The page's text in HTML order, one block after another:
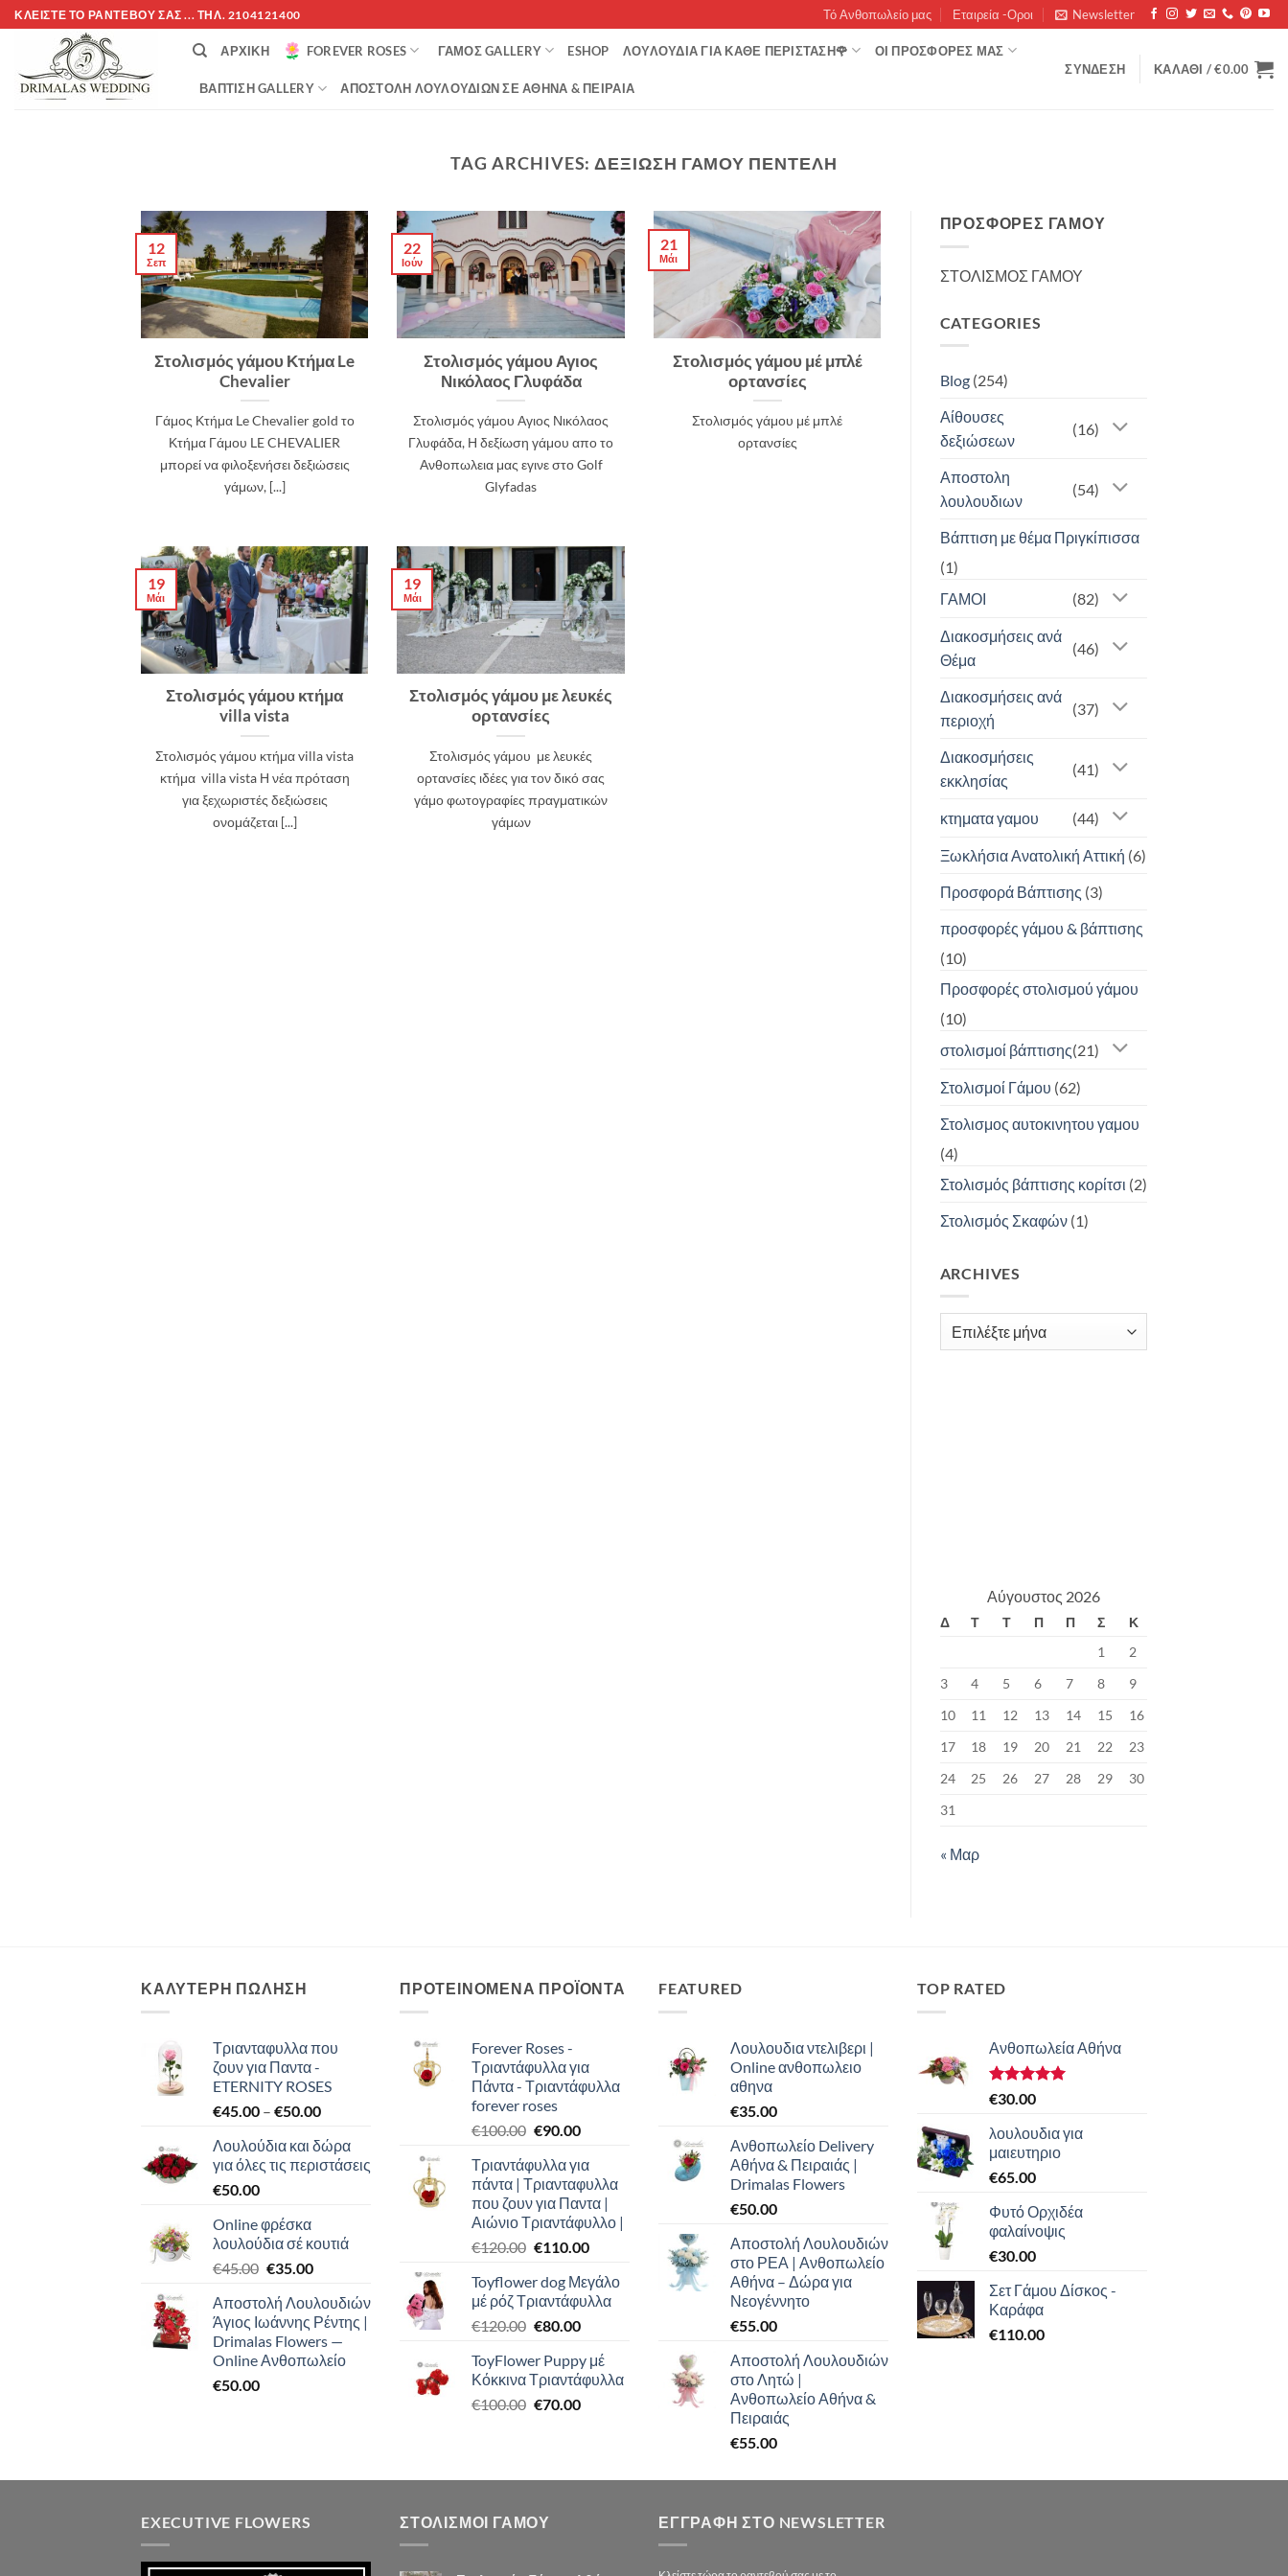
Μετάβαση
στο
περιεχόμενο
ΚΛΕΊΣΤΕ ΤΌ ΡΑΝΤΕΒΟΎ ΣΑΣ ... ΤΗΛ. 2104121400 Τό Ανθοπωλείο μας Εταιρεία -Οροι Newsletter
ΑΡΧΙΚΉ FOREVER ROSES ΓΆΜΟΣ GALLERY ESHOP ΛΟΥΛΟΥΔΙΑ ΓΙΑ ΚΑΘΕ ΠΕΡΙΣΤΑΣΗ🌹 ΟΊ ΠΡΟΣΦΟΡΈΣ ΜΑΣ
ΒΆΠΤΙΣΗ GALLERY ΑΠΟΣΤΟΛΉ ΛΟΥΛΟΥΔΙΏΝ ΣΕ ΑΘΉΝΑ & ΠΕΙΡΑΙΆ
ΣΎΝΔΕΣΗ ΚΑΛΆΘΙ /€0.00
TAG ARCHIVES:ΔΕΞΊΩΣΗ ΓΆΜΟΥ ΠΕΝΤΈΛΗ
Στολισμός γάμου Κτήμα Le
Chevalier
Γάμος Κτήμα Le Chevalier gold το
Κτήμα Γάμου LE CHEVALIER
μπορεί να φιλοξενήσει δεξιώσεις
γάμων, [...]
12
Σεπ
Στολισμός γάμου Αγιος
Νικόλαος Γλυφάδα
Στολισμός γάμου Αγιος Νικόλαος
Γλυφάδα, Η δεξίωση γάμου απο το
Ανθοπωλεια μας εγινε στο Golf
Glyfadas
22
Ιούν
Στολισμός γάμου μέ μπλέ
ορτανσίες
Στολισμός γάμου μέ μπλέ
ορτανσίες
21
Μάι
Στολισμός γάμου κτήμα
villa vista
Στολισμός γάμου κτήμα villa vista
κτήμα villa vista Η νέα πρόταση
για ξεχωριστές δεξιώσεις
ονομάζεται [...]
19
Μάι
Στολισμός γάμου με λευκές
ορτανσίες
Στολισμός γάμου με λευκές
ορτανσίες ιδέες για τον δικό σας
γάμο φωτογραφίες πραγματικών
γάμων
19
Μάι
ΠΡΟΣΦΟΡΈΣ ΓΆΜΟΥ
ΣΤΟΛΙΣΜΟΣ ΓΑΜΟΥ
CATEGORIES
Blog(254)
Αίθουσες
δεξιώσεων
(16)
Αποστολη
λουλουδιων
(54)
Βάπτιση με θέμα Πριγκίπισσα
(1)
ΓΑΜΟΙ
(82)
Διακοσμήσεις ανά
Θέμα
(46)
Διακοσμήσεις ανά
περιοχή
(37)
Διακοσμήσεις
εκκλησίας
(41)
κτηματα γαμου (44)
Ξωκλήσια Ανατολική Αττική (6)
Προσφορά Βάπτισης (3)
προσφορές γάμου & βάπτισης
(10)
Προσφορές στολισμού γάμου
(10)
στολισμοί βάπτισης(21)
Στολισμοί Γάμου (62)
Στολισμος αυτοκινητου γαμου
(4)
Στολισμός βάπτισης κορίτσι (2)
Στολισμός Σκαφών(1)
ARCHIVES
Archives
Αύγουστος 2026
Δ Τ Τ Π Π Σ
Κ
1
2
3
4 5 6 7 8
9
10
11 12 13 14 15
16
17
18 19 20 21 22
23
24
25 26 27 28 29
30
31
« Μαρ
ΚΑΛΥΤΕΡΗ ΠΩΛΗΣΗ
Τριανταφυλλα που
ζουν για Παντα -
ETERNITY ROSES
€45.00 – €50.00Price
€45.00
through
Λουλούδια και δώρα
για όλες τις περιστάσεις
€50.00
Online φρέσκα
λουλούδια σέ κουτιά
€45.00 Original
was:
€45.00.
€35.00Η
τιμή
είναι:
€35.00.
Αποστολή Λουλουδιών
Άγιος Ιωάννης Ρέντης |
Drimalas Flowers —
Online Ανθοπωλείο
€50.00
ΠΡΟΤΕΙΝΟΜΕΝΑ ΠΡΟΪΟΝΤΑ
Forever Roses -
Τριαντάφυλλα για
Πάντα - Τριαντάφυλλα
forever roses
€100.00 Original
was:
€100.00.
€90.00Η
τιμή
είναι:
€90.00.
Τριαντάφυλλα για
πάντα | Τριανταφυλλα
που ζουν για Παντα |
Αιώνιο Τριαντάφυλλο |
€120.00 Original
was:
€120.00.
€110.00Η
τιμή
είναι:
Toyflower dog Μεγάλο
μέ ρόζ Τριαντάφυλλα
€120.00 Original
was:
€120.00.
€80.00Η
τιμή
είναι:
€80.00.
ToyFlower Puppy μέ
Κόκκινα Τριαντάφυλλα
€100.00 Original
€70.00Η
€70.00.
FEATURED
Λουλουδια ντελιβερι |
Online ανθοπωλειο
αθηνα
€35.00
Ανθοπωλείο Delivery
Αθήνα & Πειραιάς |
Drimalas Flowers
€50.00
Αποστολή Λουλουδιών
στο ΡΕΑ | Ανθοπωλείο
Αθήνα – Δώρα για
Νεογέννητο
€55.00
Αποστολή Λουλουδιών
στο Λητώ |
Ανθοπωλείο Αθήνα &
Πειραιάς
€55.00
TOP RATED
Ανθοπωλεία Αθήνα
Βαθμολογήθηκε
από 5
€30.00
λουλουδια για
μαιευτηριο
€65.00
Φυτό Ορχιδέα
φαλαίνοψις
€30.00
Σετ Γάμου Δίσκος -
Καράφα
€110.00
EXECUTIVE FLOWERS ΣΤΟΛΙΣΜΟΙ ΓΑΜΟΥ ΕΓΓΡΑΦΉ ΣΤΟ NEWSLETTER